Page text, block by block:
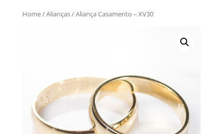
Home/Alianças/ Aliança Casamento – XV30